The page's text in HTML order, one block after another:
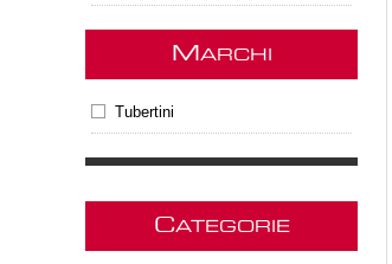
M ARCHI
Tubertini
CATEGORIE